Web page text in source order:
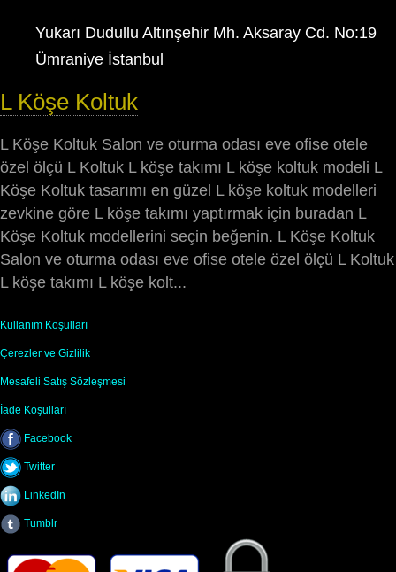
Yukarı Dudullu Altınşehir Mh. Aksaray Cd. No:19
Ümraniye İstanbul
L Köşe Koltuk
L Köşe Koltuk Salon ve oturma odası eve ofise otele
özel ölçü L Koltuk L köşe takımı L köşe koltuk modeli L
Köşe Koltuk tasarımı en güzel L köşe koltuk modelleri
zevkine göre L köşe takımı yaptırmak için buradan L
Köşe Koltuk modellerini seçin beğenin. L Köşe Koltuk
Salon ve oturma odası eve ofise otele özel ölçü L Koltuk
L köşe takımı L köşe kolt...
Kullanım Koşulları
Çerezler ve Gizlilik
Mesafeli Satış Sözleşmesi
İade Koşulları
Facebook
Twitter
LinkedIn
Tumblr